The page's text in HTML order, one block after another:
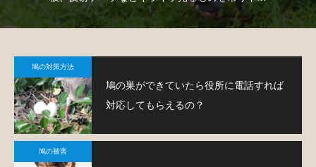
て、鳩を寄り付きにくくするという方法です。
鳩の対策方法
鳩の巣ができていたら役所に電話すれば
対応してもらえるの？
鳩の被害